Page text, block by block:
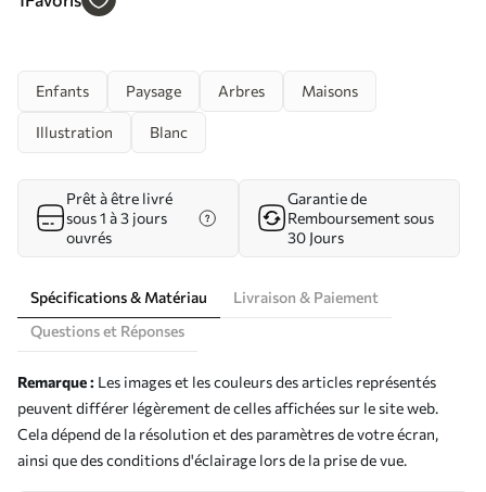
Enfants Paysage Arbres Maisons
Illustration Blanc
Prêt à être livré
sous 1 à 3 jours
ouvrés
Garantie de
Remboursement sous
30 Jours
Spécifications & Matériau
Livraison & Paiement
Questions et Réponses
Remarque : Les images et les couleurs des articles représentés
peuvent différer légèrement de celles affichées sur le site web.
Cela dépend de la résolution et des paramètres de votre écran,
ainsi que des conditions d'éclairage lors de la prise de vue.